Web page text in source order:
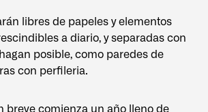
libres de papeles y elementos
a diario, y separadas con
posible, como paredes de
con perfileria.
breve comienza un año lleno de